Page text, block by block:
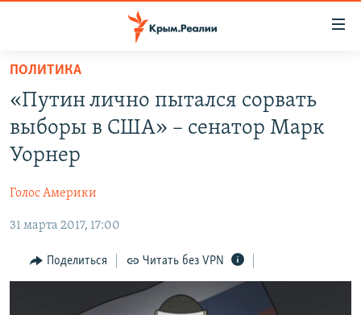
Вернуться
основному
содержанию
Вернутся
главной
навигации
Вернутся
поиску
СПЕЦПРОЕКТЫ
11 ЛЕТ ОККУПАЦИИ КРЫМА. 11 ИСТОРИЙ СОПРОТИВЛЕНИЯ
ВОДА
ЕЩЕ
ИНТЕРАКТИВ
ИНФОГРАФИКА
ТЕЛЕПРОЕКТ КРЫМ.РЕАЛИИ
РАДІО СВОБОДА
КАК ОБОЙТИ БЛОКИРОВКУ
ПОЛИТИКА
«Путин лично пытался сорвать
выборы в США» – сенатор Марк
Уорнер
Голос Америки
31 марта 2017, 17:00
Поделиться Читать без VPN